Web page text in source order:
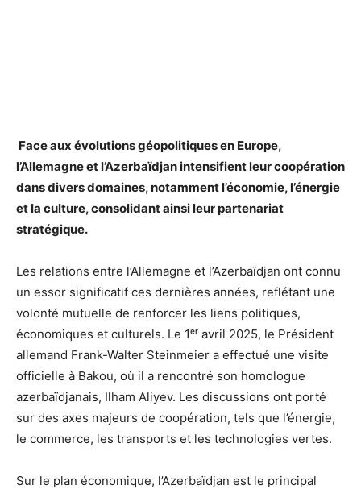
Face aux évolutions géopolitiques en Europe,
l’Allemagne et l’Azerbaïdjan intensifient leur coopération
dans divers domaines, notamment l’économie, l’énergie
et la culture, consolidant ainsi leur partenariat
stratégique.
Les relations entre l’Allemagne et l’Azerbaïdjan ont connu
un essor significatif ces dernières années, reflétant une
volonté mutuelle de renforcer les liens politiques,
économiques et culturels. Le 1ᵉʳ avril 2025, le Président
allemand Frank-Walter Steinmeier a effectué une visite
officielle à Bakou, où il a rencontré son homologue
azerbaïdjanais, Ilham Aliyev. Les discussions ont porté
sur des axes majeurs de coopération, tels que l’énergie,
le commerce, les transports et les technologies vertes.
Sur le plan économique, l’Azerbaïdjan est le principal